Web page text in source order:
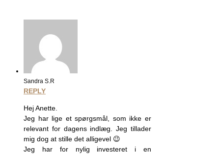
Sandra S.R
REPLY
Hej Anette.
Jeg har lige et spørgsmål, som ikke er
relevant for dagens indlæg. Jeg tillader
mig dog at stille det alligevel 😉
Jeg har for nylig investeret i en